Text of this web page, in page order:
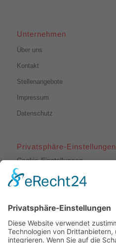
Unternehmen
Über uns
Kontakt
Stellenangebote
Impressum
Datenschutz
Privatsphäre-Einstellungen
Cookie-Einstellungen
Dachdeckerarbeiten